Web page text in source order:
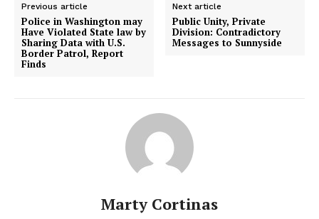
Previous article
Police in Washington may
Have Violated State law by
Sharing Data with U.S.
Border Patrol, Report
Finds
Next article
Public Unity, Private
Division: Contradictory
Messages to Sunnyside
Marty Cortinas